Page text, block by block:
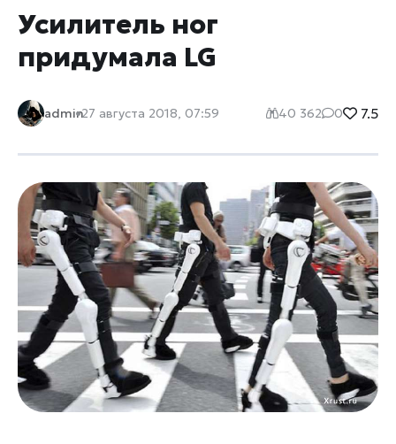
Усилитель ног
придумала LG
admin27 августа 2018, 07:59 40 362 0 7.5